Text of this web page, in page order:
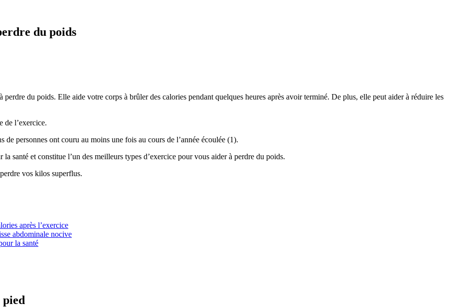
du poids
du poids. Elle aide votre corps à brûler des calories pendant quelques heures après avoir terminé. De plus, elle peut aider à réduire les
de l’exercice.
personnes ont couru au moins une fois au cours de l’année écoulée (1).
santé et constitue l’un des meilleurs types d’exercice pour vous aider à perdre du poids.
vos kilos superflus.
après l’exercice
abdominale nocive
la santé
pied